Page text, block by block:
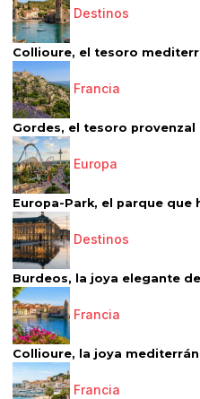
Destinos
Collioure, el tesoro
Francia
Gordes, el tesoro provenzal
Europa
Europa-Park, el parque que
Destinos
Burdeos, la joya elegante
Francia
Collioure, la joya
Francia